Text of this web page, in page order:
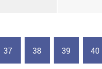
37 38 39 40